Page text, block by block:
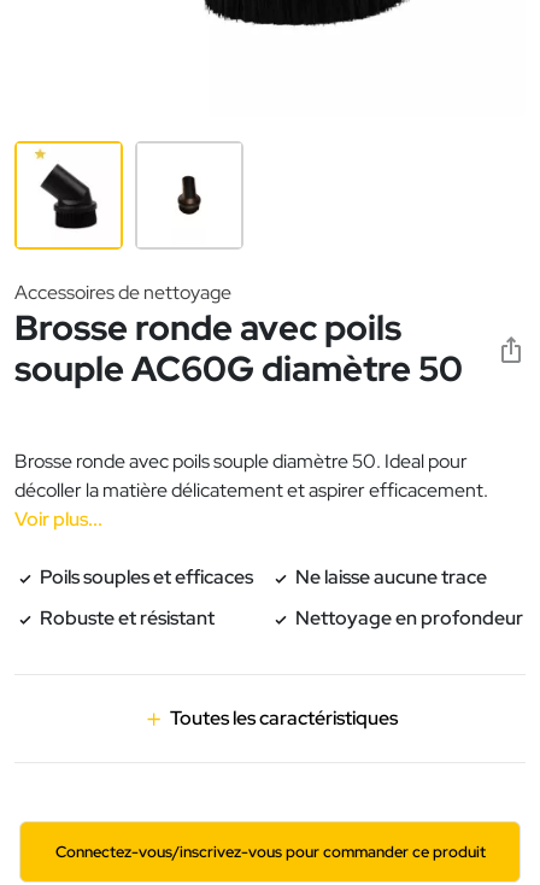
Accessoires de nettoyage
Brosse ronde avec poils
souple AC60G diamètre 50
Brosse ronde avec poils souple diamètre 50. Ideal pour
décoller la matière délicatement et aspirer efficacement.
Voir plus...
Poils souples et efficaces
Ne laisse aucune trace
Robuste et résistant
Nettoyage en profondeur
Toutes les caractéristiques
Connectez-vous/inscrivez-vous pour commander ce produit